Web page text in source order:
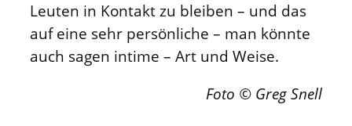
Leuten in Kontakt zu bleiben – und das
auf eine sehr persönliche – man könnte
auch sagen intime – Art und Weise.
Foto © Greg Snell